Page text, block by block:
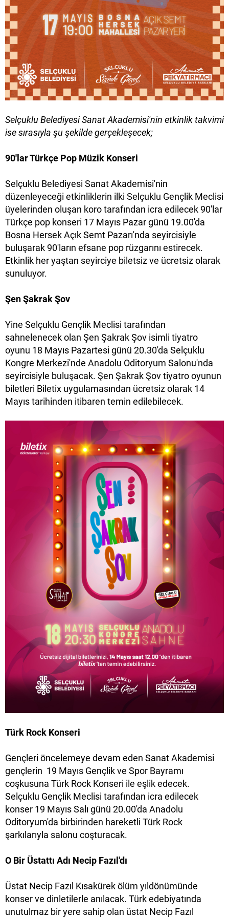
Selçuklu Belediyesi Sanat Akademisi'nin etkinlik takvimi
ise sırasıyla şu şekilde gerçekleşecek;
90'lar Türkçe Pop Müzik Konseri
Selçuklu Belediyesi Sanat Akademisi'nin
düzenleyeceği etkinliklerin ilki Selçuklu Gençlik Meclisi
üyelerinden oluşan koro tarafından icra edilecek 90'lar
Türkçe pop konseri 17 Mayıs Pazar günü 19.00'da
Bosna Hersek Açık Semt Pazarı'nda seyircisiyle
buluşarak 90'ların efsane pop rüzgarını estirecek.
Etkinlik her yaştan seyirciye biletsiz ve ücretsiz olarak
sunuluyor.
Şen Şakrak Şov
Yine Selçuklu Gençlik Meclisi tarafından
sahnelenecek olan Şen Şakrak Şov isimli tiyatro
oyunu 18 Mayıs Pazartesi günü 20.30'da Selçuklu
Kongre Merkezi'nde Anadolu Oditoryum Salonu'nda
seyircisiyle buluşacak. Şen Şakrak Şov tiyatro oyunun
biletleri Biletix uygulamasından ücretsiz olarak 14
Mayıs tarihinden itibaren temin edilebilecek.
Türk Rock Konseri
Gençleri öncelemeye devam eden Sanat Akademisi
gençlerin 19 Mayıs Gençlik ve Spor Bayramı
coşkusuna Türk Rock Konseri ile eşlik edecek.
Selçuklu Gençlik Meclisi tarafından icra edilecek
konser 19 Mayıs Salı günü 20.00'da Anadolu
Oditoryum'da birbirinden hareketli Türk Rock
şarkılarıyla salonu coşturacak.
O Bir Üstattı Adı Necip Fazıl'dı
Üstat Necip Fazıl Kısakürek ölüm yıldönümünde
konser ve dinletilerle anılacak. Türk edebiyatında
unutulmaz bir yere sahip olan üstat Necip Fazıl